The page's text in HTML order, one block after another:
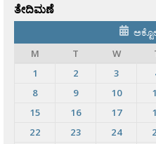
ತೇದಿಮಣೆ
M
T W
1
2 3
8
9 10
15
16 17
22
23 24